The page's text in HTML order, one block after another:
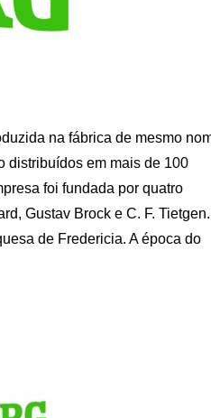
na fábrica de mesmo
distribuídos em mais de 100
foi fundada por quatro
Gustav Brock e C. F. Tietgen.
de Fredericia. A época do